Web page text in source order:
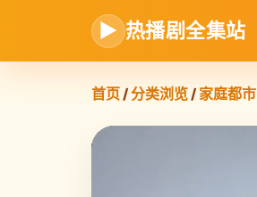
▶ 热播剧全集站
首页/分类浏览/ 家庭都市